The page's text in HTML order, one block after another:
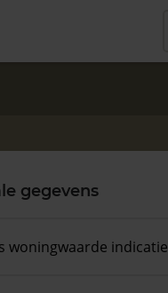
gegevens
woningwaarde indicatie